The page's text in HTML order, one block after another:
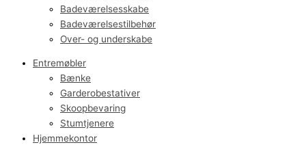
Badeværelsesskabe
Badeværelsestilbehør
Over- og underskabe
Entremøbler
Bænke
Garderobestativer
Skoopbevaring
Stumtjenere
Hjemmekontor